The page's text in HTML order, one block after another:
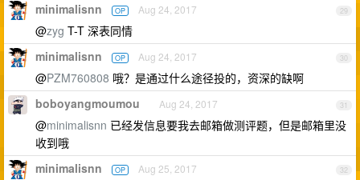
29
minimalisnn OP Aug 24, 2017
@zyg T-T 深表同情
30
minimalisnn OP Aug 24, 2017
@PZM760808 哦？是通过什么途径投的，资深的缺啊
31
boboyangmoumou Aug 24, 2017
@minimalisnn 已经发信息要我去邮箱做测评题，但是邮箱里没
收到哦
32
minimalisnn OP Aug 25, 2017